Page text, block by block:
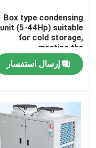
منتجات
معلومات عنا
Box type condensing
unit (5-44Hp) suitable
for cold storage,
meeting the
requirements for
refrigerants such as
R404A, R507A, R448,
إرسال استفسار